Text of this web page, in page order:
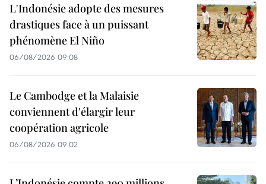
L'Indonésie adopte des mesures
drastiques face à un puissant
phénomène El Niño
06/08/2026 09:08
Le Cambodge et la Malaisie
conviennent d'élargir leur
coopération agricole
06/08/2026 09:02